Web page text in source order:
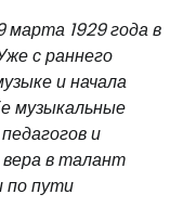
марта 1929 года в
с раннего
и начала
музыкальные
и
в талант
по пути